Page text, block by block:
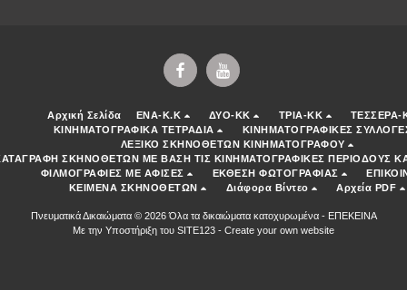
Αρχική Σελίδα ENA-K.K ΔΥΟ-ΚΚ ΤΡΙΑ-ΚΚ
ΤΕΣΣΕΡΑ-
ΚΙΝΗΜΑΤΟΓΡΑΦΙΚΑ ΤΕΤΡΑΔΙΑ
ΚΙΝΗΜΑΤΟΓΡΑΦΙΚΕΣ
ΛΕΞΙΚΟ ΣΚΗΝΟΘΕΤΩΝ ΚΙΝΗΜΑΤΟΓΡΑΦΟΥ
ΣΚΗΝΟΘΕΤΩΝ ΜΕ ΒΑΣΗ ΤΙΣ ΚΙΝΗΜΑΤΟΓΡΑΦΙΚΕΣ ΠΕΡΙΟΔΟΥΣ
ΦΙΛΜΟΓΡΑΦΙΕΣ ΜΕ ΑΦΙΣΕΣ
ΕΚΘΕΣΗ ΦΩΤΟΓΡΑΦΙΑΣ
ΚΕΙΜΕΝΑ ΣΚΗΝΟΘΕΤΩΝ
Διάφορα Βίντεο Αρχεία PDF
Πνευματικά Δικαιώματα © 2026 Όλα τα δικαιώματα κατοχυρωμένα - ΕΠΕΚΕΙΝΑ
Με την Υποστήριξη του SITE123 - Create your own website